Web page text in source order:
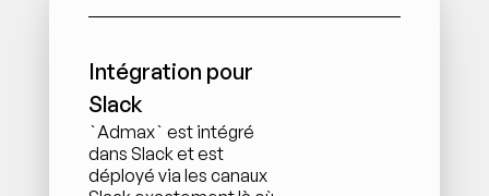
Intégration pour
Slack
`Admax` est intégré
dans Slack et est
déployé via les canaux